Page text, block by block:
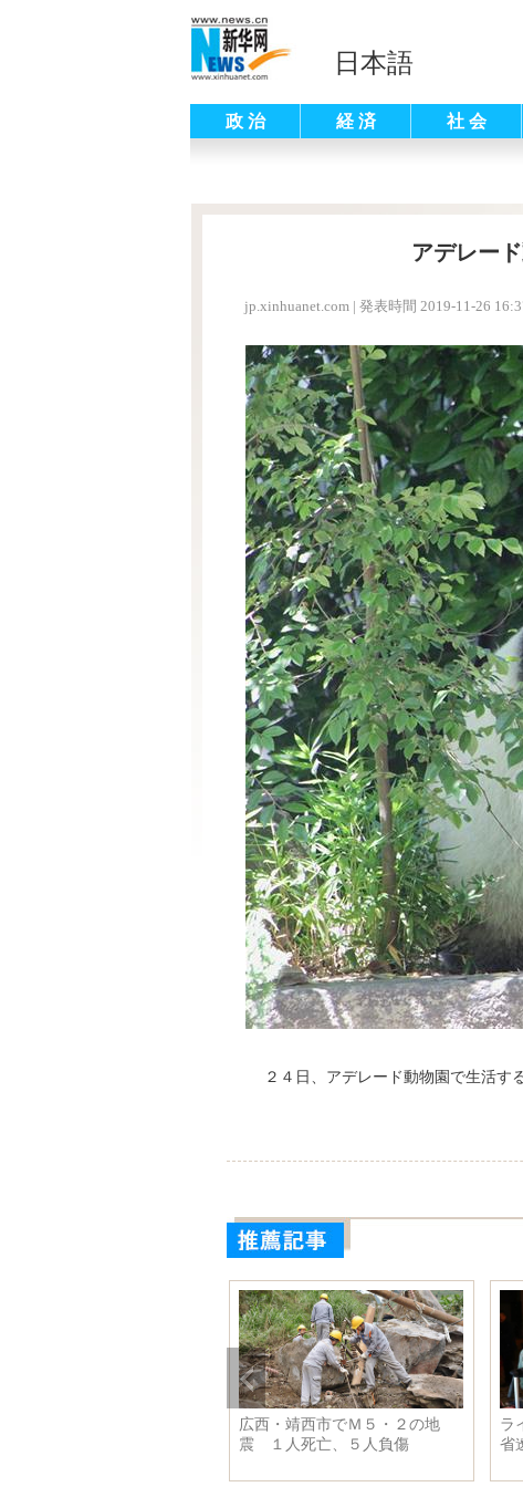
日本語
政 治 経 済 社 会
アデレー
jp.xinhuanet.com | 発表時間 2019-11-26
２４日、アデレード動物園で生活す
「雪竜２号」、中山基地に向か
う航路の砕氷作業終える